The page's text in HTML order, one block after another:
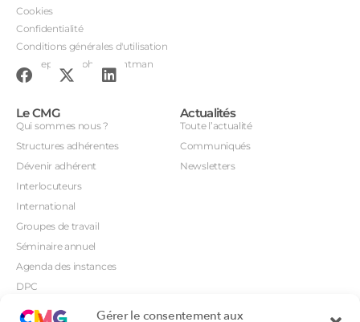
Gérer le consentement aux
Cookies
Confidentialité
Conditions générales d'utilisation
Conception : John Brightman
Le CMG
Qui sommes nous ?
Structures adhérentes
Dévenir adhérent
Interlocuteurs
International
Groupes de travail
Séminaire annuel
Agenda des instances
DPC
Actualités
Toute l’actualité
Communiqués
Newsletters